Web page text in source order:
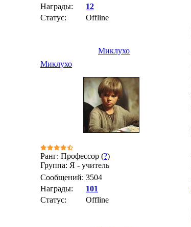
Награды:
12
Статус:
Offline
Миклухо
Миклухо
Ранг: Профессор (?)
Группа: Я - учитель
Сообщений: 3504
Награды:
101
Статус:
Offline